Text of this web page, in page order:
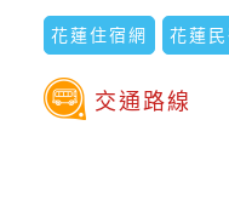
花蓮住宿網 花蓮
交通路線